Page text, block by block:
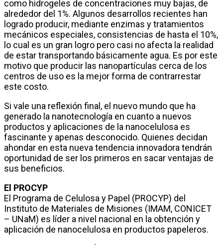
como hidrogeles de concentraciones muy bajas, de
alrededor del 1%. Algunos desarrollos recientes han
logrado producir, mediante enzimas y tratamientos
mecánicos especiales, consistencias de hasta el 10%,
lo cual es un gran logro pero casi no afecta la realidad
de estar transportando básicamente agua. Es por este
motivo que producir las nanopartículas cerca de los
centros de uso es la mejor forma de contrarrestar
este costo.
Si vale una reflexión final, el nuevo mundo que ha
generado la nanotecnología en cuanto a nuevos
productos y aplicaciones de la nanocelulosa es
fascinante y apenas desconocido. Quienes decidan
ahondar en esta nueva tendencia innovadora tendrán
oportunidad de ser los primeros en sacar ventajas de
sus beneficios.
El PROCYP
El Programa de Celulosa y Papel (PROCYP) del
Instituto de Materiales de Misiones (IMAM, CONICET
– UNaM) es líder a nivel nacional en la obtención y
aplicación de nanocelulosa en productos papeleros.